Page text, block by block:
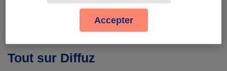
Tout sur Diffuz
Accepter